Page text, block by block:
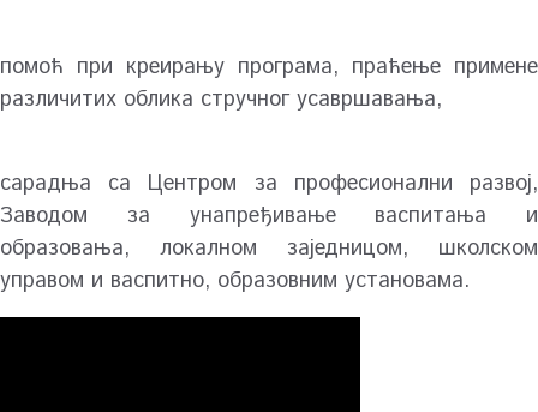
помоћ при креирању програма, праћење примене
различитих облика стручног усавршавања,
сарадња са Центром за професионални развој,
Заводом за унапређивање васпитања и
образовања, локалном заједницом, школском
управом и васпитно, образовним установама.